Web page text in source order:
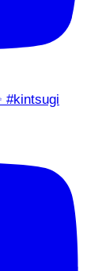
#kintsugi